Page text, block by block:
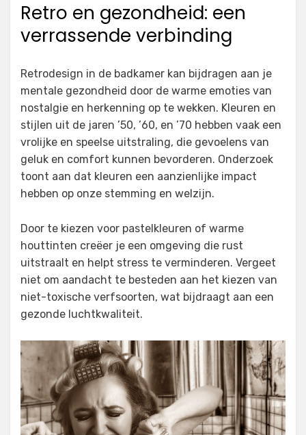
Retro en gezondheid: een
verrassende verbinding
Retrodesign in de badkamer kan bijdragen aan je
mentale gezondheid door de warme emoties van
nostalgie en herkenning op te wekken. Kleuren en
stijlen uit de jaren ’50, ’60, en ’70 hebben vaak een
vrolijke en speelse uitstraling, die gevoelens van
geluk en comfort kunnen bevorderen. Onderzoek
toont aan dat kleuren een aanzienlijke impact
hebben op onze stemming en welzijn.
Door te kiezen voor pastelkleuren of warme
houttinten creëer je een omgeving die rust
uitstraalt en helpt stress te verminderen. Vergeet
niet om aandacht te besteden aan het kiezen van
niet-toxische verfsoorten, wat bijdraagt aan een
gezonde luchtkwaliteit.